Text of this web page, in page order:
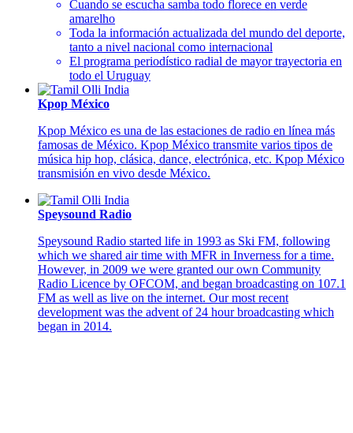
Cuando se escucha samba todo florece en verde
amarelho
Toda la información actualizada del mundo del deporte,
tanto a nivel nacional como internacional
El programa periodístico radial de mayor trayectoria en
todo el Uruguay
Kpop México
Kpop México es una de las estaciones de radio en línea más
famosas de México. Kpop México transmite varios tipos de
música hip hop, clásica, dance, electrónica, etc. Kpop México
transmisión en vivo desde México.
Speysound Radio
Speysound Radio started life in 1993 as Ski FM, following
which we shared air time with MFR in Inverness for a time.
However, in 2009 we were granted our own Community
Radio Licence by OFCOM, and began broadcasting on 107.1
FM as well as live on the internet. Our most recent
development was the advent of 24 hour broadcasting which
began in 2014.